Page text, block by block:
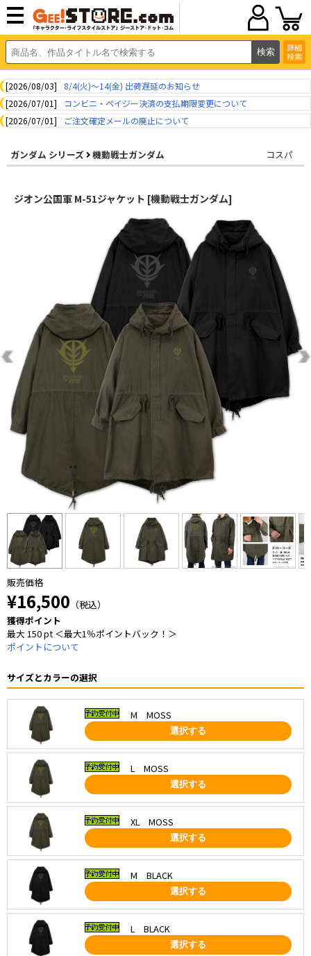
詳細
検索
[2026/08/03]
8/4(火)～14(金) 出荷遅延のお知らせ
[2026/07/01]
コンビニ・ペイジー決済の支払期限変更について
[2026/07/01]
ご注文確定メールの廃止について
ガンダム シリーズ 機動戦士ガンダム コスパ
ジオン公国軍 M-51ジャケット [機動戦士ガンダム]
販売価格
¥16,500 （税込）
獲得ポイント
最大 150 pt ＜最大1％ポイントバック！＞
ポイントについて
サイズとカラーの選択
M MOSS
選択する
L MOSS
選択する
XL MOSS
選択する
M BLACK
選択する
L BLACK
選択する